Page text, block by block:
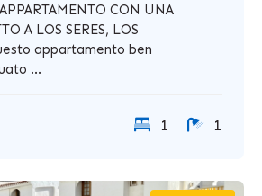
CON UNA
A LOS SERES, LOS
appartamento ben
...
1 1